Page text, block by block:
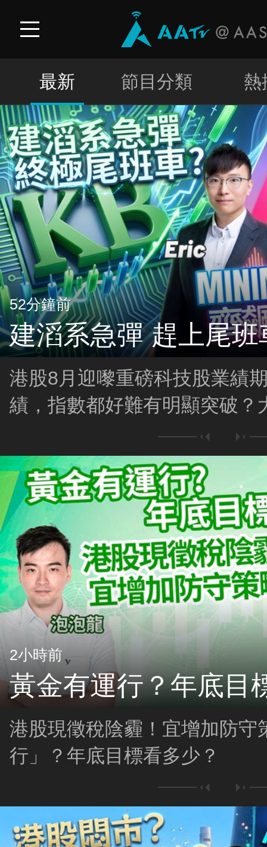
最新 節目分類 熱
52分鐘前
建滔系急彈 趕上尾班
港股8月迎嚟重磅科技股業績
績，指數都好難有明顯突破？
相關股落鑊，而家係買貨尾班
2小時前
黃金有運行？年底目
港股現徵稅陰霾！宜增加防守
行」？年底目標看多少？